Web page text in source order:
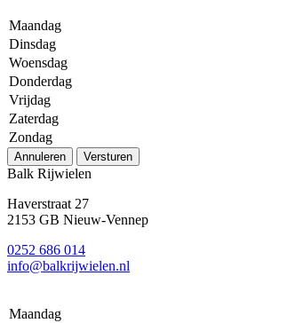
Maandag
Dinsdag
Woensdag
Donderdag
Vrijdag
Zaterdag
Zondag
Annuleren Versturen
Balk Rijwielen
Haverstraat 27
2153 GB Nieuw-Vennep
0252 686 014
info@balkrijwielen.nl
Maandag